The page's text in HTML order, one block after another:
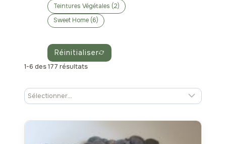
Teintures Végétales (2)
Sweet Home (6)
Réinitialiser
1-6 des 177 résultats